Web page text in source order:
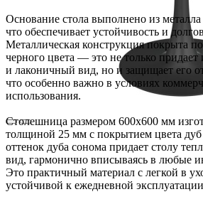
Основание стола выполнено из
что обеспечивает устойчивость и
Металлическая конструкция покрыта
черного цвета — это не только
и лаконичный вид, но и защищает его
что особенно важно в условиях
использования.
Столешница размером 600х600 мм
толщиной 25 мм с покрытием цвета
оттенок дуба сонома придает столу
вид, гармонично вписываясь в любые
Это практичный материал с легкой в
устойчивой к ежедневной